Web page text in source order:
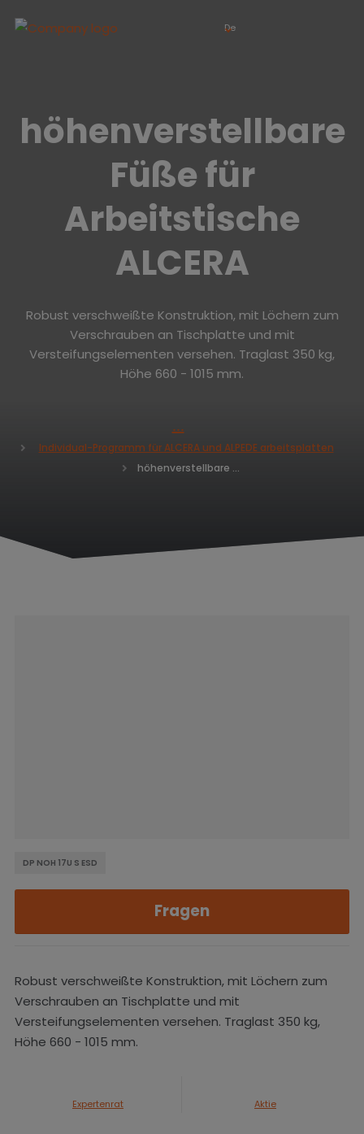
De
höhenverstellbare
Füße für
Arbeitstische
ALCERA
Robust verschweißte Konstruktion, mit Löchern zum
Verschrauben an Tischplatte und mit
Versteifungselementen versehen. Traglast 350 kg,
Höhe 660 - 1015 mm.
o
m
Individual-Programm für ALCERA und ALPEDE arbeitsplatten
höhenverstellbare Füße für Arbeitstische ALCERA
DP NOH 17U S ESD
Fragen
Robust verschweißte Konstruktion, mit Löchern zum
Verschrauben an Tischplatte und mit
Versteifungselementen versehen. Traglast 350 kg,
Höhe 660 - 1015 mm.
Expertenrat Aktie